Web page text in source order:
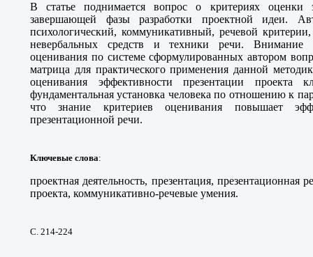
В статье поднимается вопрос о критериях оценки
завершающей фазы разработки проектной идеи.
психологический, коммуникативный, речевой
невербальных средств и техники речи. Внимание
оценивания по системе сформулированных автором
матрица для практического применения данной
оценивания эффективности презентации проекта
фундаментальная установка человека по отношению к
что знание критериев оценивания повышает
презентационной речи.
Ключевые слова:
проектная деятельность, презентация, презентационная
проекта, коммуникативно-речевые умения.
С. 214-224